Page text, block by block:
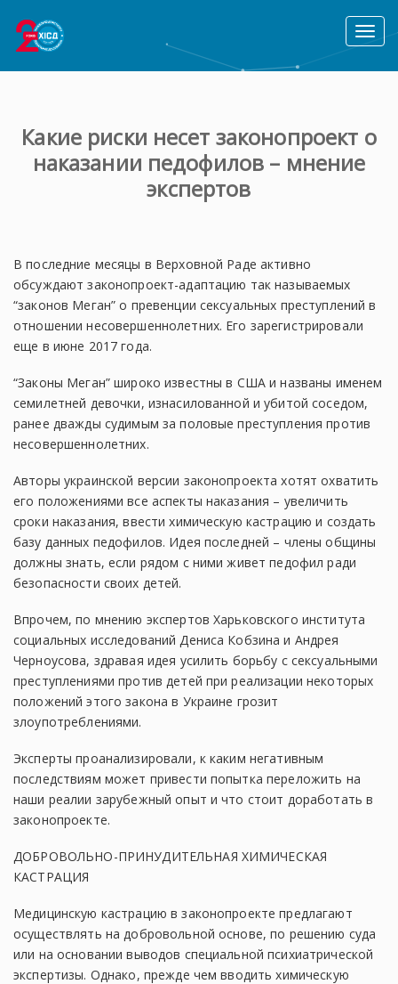
Toggle
Какие риски несет законопроект о
наказании педофилов – мнение
экспертов
В последние месяцы в Верховной Раде активно
обсуждают законопроект-адаптацию так называемых
“законов Меган” о превенции сексуальных преступлений в
отношении несовершеннолетних. Его зарегистрировали
еще в июне 2017 года.
“Законы Меган” широко известны в США и названы именем
семилетней девочки, изнасилованной и убитой соседом,
ранее дважды судимым за половые преступления против
несовершеннолетних.
Авторы украинской версии законопроекта хотят охватить
его положениями все аспекты наказания – увеличить
сроки наказания, ввести химическую кастрацию и создать
базу данных педофилов. Идея последней – члены общины
должны знать, если рядом с ними живет педофил ради
безопасности своих детей.
Впрочем, по мнению экспертов Харьковского института
социальных исследований Дениса Кобзина и Андрея
Черноусова, здравая идея усилить борьбу с сексуальными
преступлениями против детей при реализации некоторых
положений этого закона в Украине грозит
злоупотреблениями.
Эксперты проанализировали, к каким негативным
последствиям может привести попытка переложить на
наши реалии зарубежный опыт и что стоит доработать в
законопроекте.
ДОБРОВОЛЬНО-ПРИНУДИТЕЛЬНАЯ ХИМИЧЕСКАЯ
КАСТРАЦИЯ
Медицинскую кастрацию в законопроекте предлагают
осуществлять на добровольной основе, по решению суда
или на основании выводов специальной психиатрической
экспертизы. Однако, прежде чем вводить химическую